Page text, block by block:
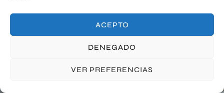
ACEPTO
DENEGADO
VER PREFERENCIAS
SÍGUENOS